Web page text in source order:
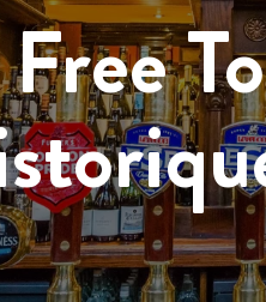
Free